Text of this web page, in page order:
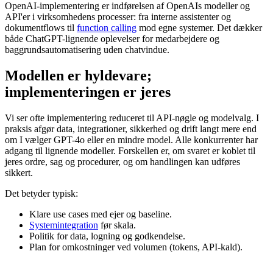
OpenAI-implementering er indførelsen af OpenAIs modeller og
API'er i virksomhedens processer: fra interne assistenter og
dokumentflows til function calling mod egne systemer. Det dækker
både ChatGPT-lignende oplevelser for medarbejdere og
baggrundsautomatisering uden chatvindue.
Modellen er hyldevare;
implementeringen er jeres
Vi ser ofte implementering reduceret til API-nøgle og modelvalg. I
praksis afgør data, integrationer, sikkerhed og drift langt mere end
om I vælger GPT-4o eller en mindre model. Alle konkurrenter har
adgang til lignende modeller. Forskellen er, om svaret er koblet til
jeres ordre, sag og procedurer, og om handlingen kan udføres
sikkert.
Det betyder typisk:
Klare use cases med ejer og baseline.
Systemintegration før skala.
Politik for data, logning og godkendelse.
Plan for omkostninger ved volumen (tokens, API-kald).